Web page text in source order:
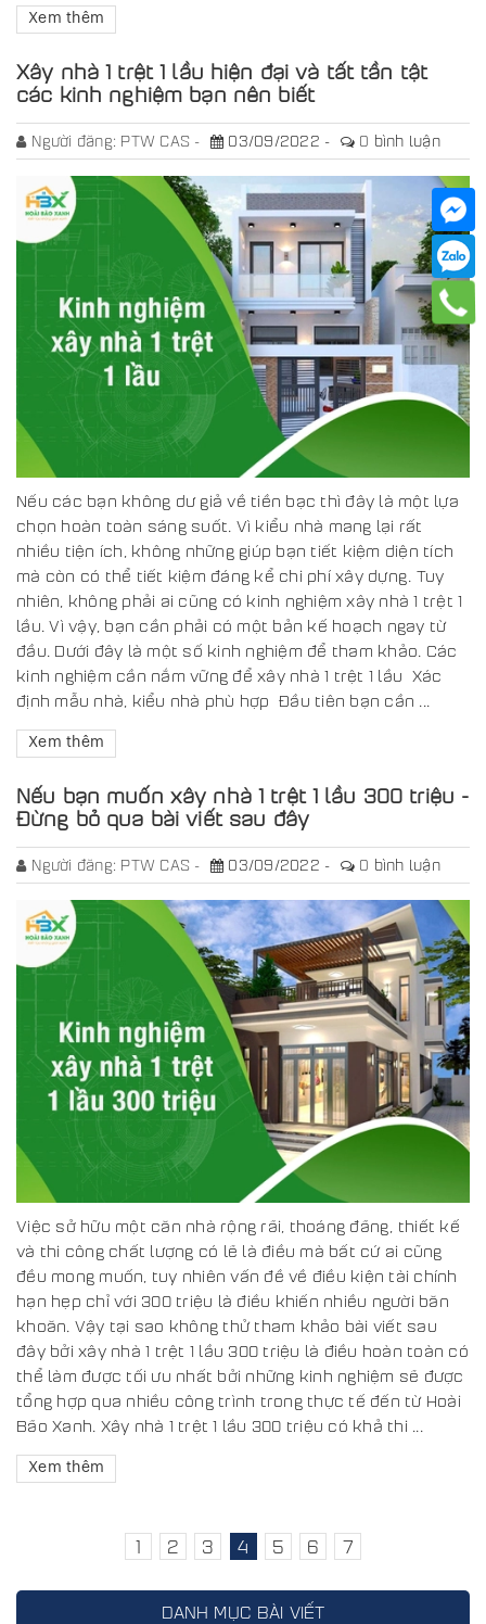
Xem thêm
Xây nhà 1 trệt 1 lầu hiện đại và tất tần tật
các kinh nghiệm bạn nên biết
Người đăng: PTW CAS 03/09/2022 0 bình luận
Nếu các bạn không dư giả về tiền bạc thì đây là một lựa
chọn hoàn toàn sáng suốt. Vì kiểu nhà mang lại rất
nhiều tiện ích, không những giúp bạn tiết kiệm diện tích
mà còn có thể tiết kiệm đáng kể chi phí xây dựng. Tuy
nhiên, không phải ai cũng có kinh nghiệm xây nhà 1 trệt 1
lầu. Vì vậy, bạn cần phải có một bản kế hoạch ngay từ
đầu. Dưới đây là một số kinh nghiệm để tham khảo. Các
kinh nghiệm cần nắm vững để xây nhà 1 trệt 1 lầu Xác
định mẫu nhà, kiểu nhà phù hợp Đầu tiên bạn cần ...
Xem thêm
Nếu bạn muốn xây nhà 1 trệt 1 lầu 300 triệu -
Đừng bỏ qua bài viết sau đây
Người đăng: PTW CAS 03/09/2022 0 bình luận
Việc sở hữu một căn nhà rộng rãi, thoáng đãng, thiết kế
và thi công chất lượng có lẽ là điều mà bất cứ ai cũng
đều mong muốn, tuy nhiên vấn đề về điều kiện tài chính
hạn hẹp chỉ với 300 triệu là điều khiến nhiều người băn
khoăn. Vậy tại sao không thử tham khảo bài viết sau
đây bởi xây nhà 1 trệt 1 lầu 300 triệu là điều hoàn toàn có
thể làm được tối ưu nhất bởi những kinh nghiệm sẽ được
tổng hợp qua nhiều công trình trong thực tế đến từ Hoài
Bão Xanh. Xây nhà 1 trệt 1 lầu 300 triệu có khả thi ...
Xem thêm
1 2 3 4 5 6 7
DANH MỤC BÀI VIẾT